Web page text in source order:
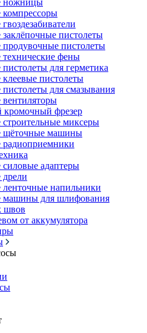
ножницы
пистолеты
пистолеты
фены
для герметика
пистолеты
для смазывания
кромочный фрезер
миксеры
щёточные машины
адаптеры
напильники
машины для шлифования
швов
от аккумулятора